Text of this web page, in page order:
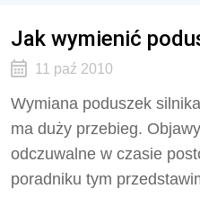
Jak wymienić
11 paź 2010
Wymiana poduszek
ma duży przebieg.
odczuwalne w czasie
poradniku tym